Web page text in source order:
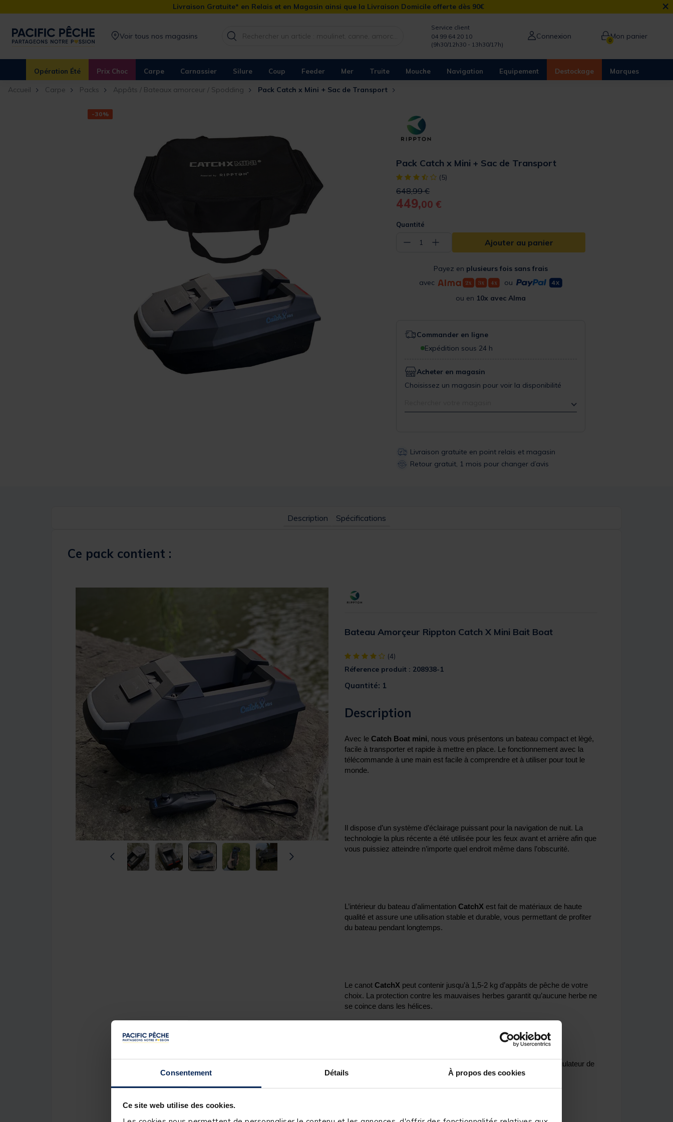
Consentement Détails À propos des cookies
Ce site web utilise des cookies.
Livraison Gratuite* en Relais et en Magasin ainsi que la Livraison Domicile offerte dès 90€ ×
Voir tous nos magasins
Service client
04 99 64 20 10
(9h30/12h30 - 13h30/17h)
Connexion 0Mon panier
Opération Été Prix Choc Carpe Carnassier Silure Coup Feeder Mer Truite Mouche Navigation Equipement Destockage Marques
Accueil Carpe Packs Appâts / Bateaux amorceur / Spodding Pack Catch x Mini + Sac de Transport
-30%
Pack Catch x Mini + Sac de Transport
[object Object] out of 5 Customer Rating
(5)
Price reduced from
648,99 €to
449,00 €
Quantité
− 1 + Ajouter au panier
Payez en plusieurs fois sans frais
avec
ou
ou en 10x avec Alma
Commander en ligne
Expédition sous 24 h
Acheter en magasin
Choisissez un magasin pour voir la disponibilité
Livraison gratuite en point relais et magasin
Retour gratuit, 1 mois pour changer d’avis
Description Spécifications
Ce pack contient :
Bateau Amorçeur Rippton Catch X Mini Bait Boat
[object Object] out of 5 Customer Rating
(4)
Réference produit : 208938-1
Quantité: 1
Description
Avec le Catch Boat mini, nous vous présentons un bateau compact et lègé,
facile à transporter et rapide à mettre en place. Le fonctionnement avec la
télécommande à une main est facile à comprendre et à utiliser pour tout le
monde.
Il dispose d’un système d’éclairage puissant pour la navigation de nuit. La
technologie la plus récente a été utilisée pour les feux avant et arrière afin que
vous puissiez atteindre n’importe quel endroit même dans l’obscurité.
L’intérieur du bateau d’alimentation CatchX est fait de matériaux de haute
qualité et assure une utilisation stable et durable, vous permettant de profiter
du bateau pendant longtemps.
Le canot CatchX peut contenir jusqu’à 1,5-2 kg d’appâts de pêche de votre
choix. La protection contre les mauvaises herbes garantit qu’aucune herbe ne
se coince dans les hélices.
Pour faciliter la conduite sur d’autres itinéraires, une fonction de régulateur de
vitesse est également disponible en appuyant sur un bouton.